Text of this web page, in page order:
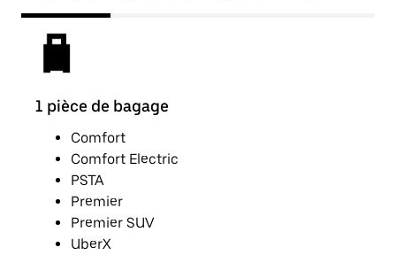
1 pièce de bagage
Comfort
Comfort Electric
PSTA
Premier
Premier SUV
UberX